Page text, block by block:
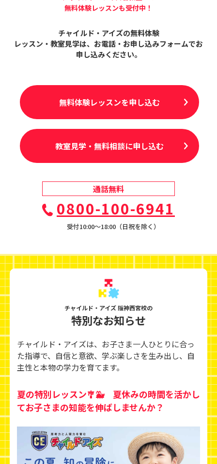
無料体験レッスンも受付中！
チャイルド・アイズの無料体験
レッスン・教室見学は、 お電話・お申し込みフォームでお
申し込みください。
無料体験レッスンを申し込む
教室見学・無料相談に申し込む
通話無料
0800-100-6941
受付10:00〜18:00（日祝を除く）
チャイルド・アイズ 阪神西宮校の
特別なお知らせ
チャイルド・アイズは、お子さま一人ひとりに合っ
た指導で、自信と意欲、学ぶ楽しさを生み出し、 自
主性と本物の学力を育てます。
夏の特別レッスン🎐🐳 夏休みの時間を活かし
てお子さまの知能を伸ばしませんか？